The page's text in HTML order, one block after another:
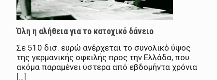
Όλη η αλήθεια για το κατοχικό δάνειο
Σε 510 δισ. ευρώ ανέρχεται το συνολικό ύψος
της γερμανικής οφειλής προς την Ελλάδα, που
ακόμα παραμένει ύστερα από εβδομήντα χρόνια
[…]